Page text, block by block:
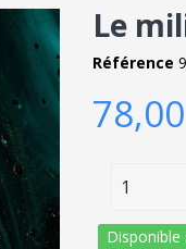
Le
Référence